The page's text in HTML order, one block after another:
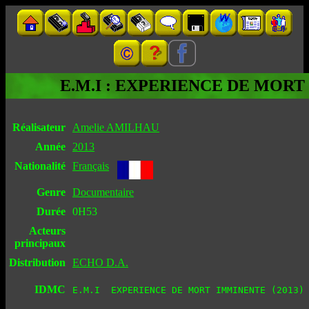
E.M.I : EXPERIENCE DE
Réalisateur
Amelie AMILHAU
Année
2013
Nationalité Français
Genre Documentaire
Durée 0H53
Acteurs
principaux
Distribution
ECHO D.A.
IDMC E.M.I  EXPERIENCE DE MORT IMMINENTE (2013)